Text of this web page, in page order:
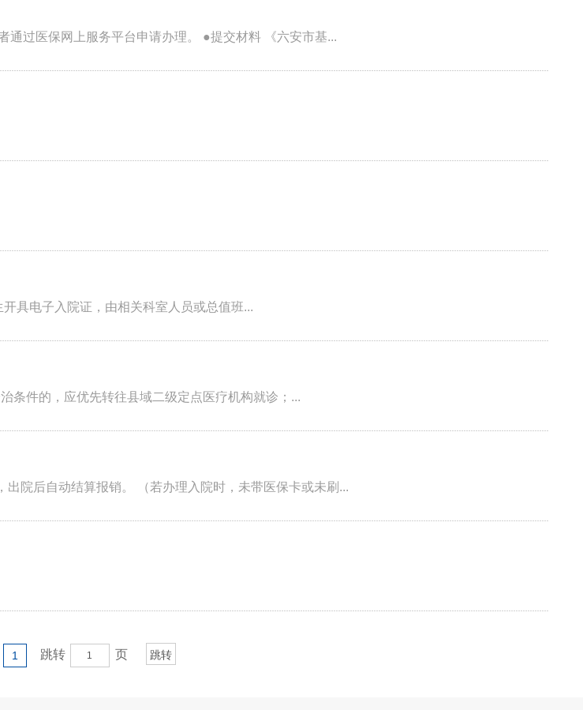
申请步骤和流程 01 申请 ●受理渠道 向参保地医保经办机构或者通过医保网上服务平台申请办理。 ●提交材料 《六安市基...
具电子入院证，由相关科室人员或总值班...
条件的，应优先转往县域二级定点医疗机构就诊；...
院后自动结算报销。 （若办理入院时，未带医保卡或未刷...
1 跳转 页